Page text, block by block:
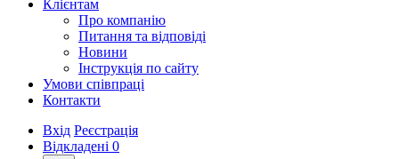
Клієнтам
Про компанію
Питання та відповіді
Новини
Інструкція по сайту
Умови співпраці
Контакти
Вхід Реєстрація
Відкладені 0